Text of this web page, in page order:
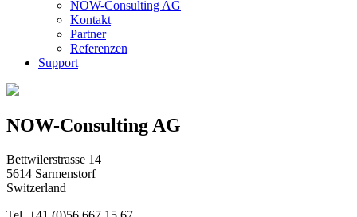
NOW-Consulting AG
Kontakt
Partner
Referenzen
Support
NOW-Consulting AG
Bettwilerstrasse 14
5614 Sarmenstorf
Switzerland